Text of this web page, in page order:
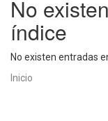
No
índice
No existen entradas
Inicio